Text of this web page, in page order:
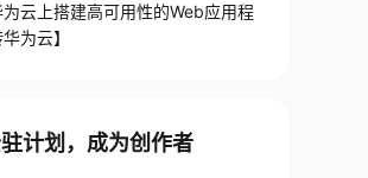
云上搭建高可用性的Web应用程
为云】
计划，成为创作者